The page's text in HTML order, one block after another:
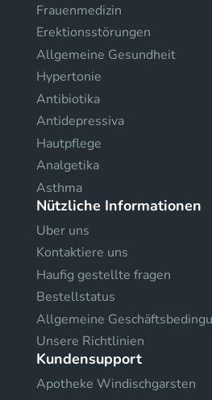
Frauenmedizin
Erektionsstörungen
Allgemeine Gesundheit
Hypertonie
Antibiotika
Antidepressiva
Hautpflege
Analgetika
Asthma
Nützliche Informationen
Uber uns
Kontaktiere uns
Haufig gestellte fragen
Bestellstatus
Allgemeine
Unsere Richtlinien
Kundensupport
Apotheke Windischgarsten